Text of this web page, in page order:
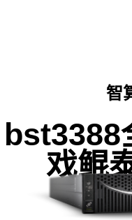
智
bst3388
戏鲲